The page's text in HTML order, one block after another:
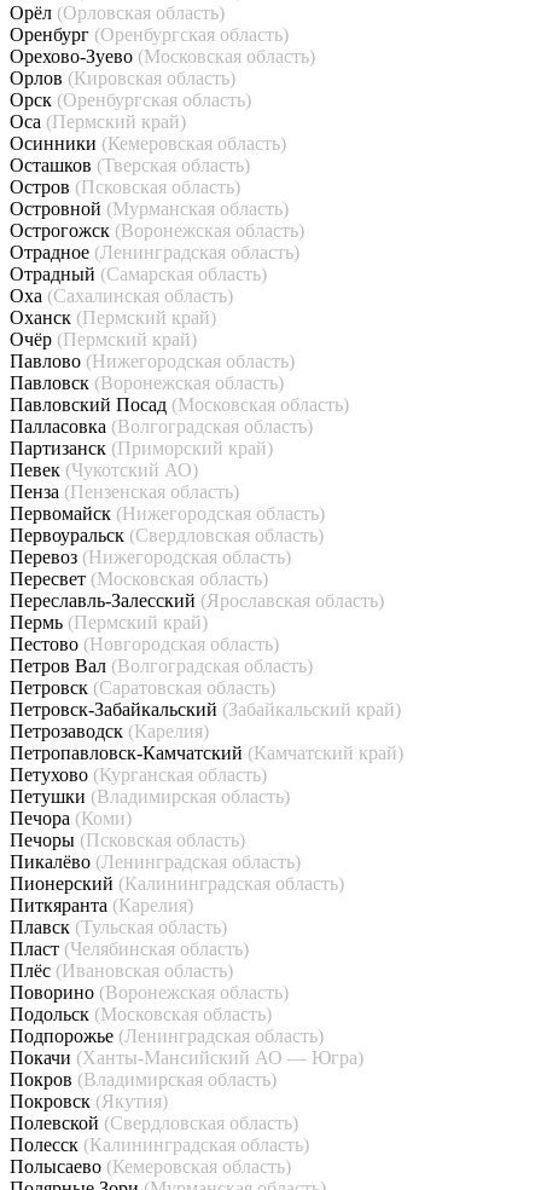
Орёл (Орловская область)
Оренбург (Оренбургская область)
Орехово-Зуево (Московская область)
Орлов (Кировская область)
Орск (Оренбургская область)
Оса (Пермский край)
Осинники (Кемеровская область)
Осташков (Тверская область)
Остров (Псковская область)
Островной (Мурманская область)
Острогожск (Воронежская область)
Отрадное (Ленинградская область)
Отрадный (Самарская область)
Оха (Сахалинская область)
Оханск (Пермский край)
Очёр (Пермский край)
Павлово (Нижегородская область)
Павловск (Воронежская область)
Павловский Посад (Московская область)
Палласовка (Волгоградская область)
Партизанск (Приморский край)
Певек (Чукотский АО)
Пенза (Пензенская область)
Первомайск (Нижегородская область)
Первоуральск (Свердловская область)
Перевоз (Нижегородская область)
Пересвет (Московская область)
Переславль-Залесский (Ярославская область)
Пермь (Пермский край)
Пестово (Новгородская область)
Петров Вал (Волгоградская область)
Петровск (Саратовская область)
Петровск-Забайкальский (Забайкальский край)
Петрозаводск (Карелия)
Петропавловск-Камчатский (Камчатский край)
Петухово (Курганская область)
Петушки (Владимирская область)
Печора (Коми)
Печоры (Псковская область)
Пикалёво (Ленинградская область)
Пионерский (Калининградская область)
Питкяранта (Карелия)
Плавск (Тульская область)
Пласт (Челябинская область)
Плёс (Ивановская область)
Поворино (Воронежская область)
Подольск (Московская область)
Подпорожье (Ленинградская область)
Покачи (Ханты-Мансийский АО — Югра)
Покров (Владимирская область)
Покровск (Якутия)
Полевской (Свердловская область)
Полесск (Калининградская область)
Полысаево (Кемеровская область)